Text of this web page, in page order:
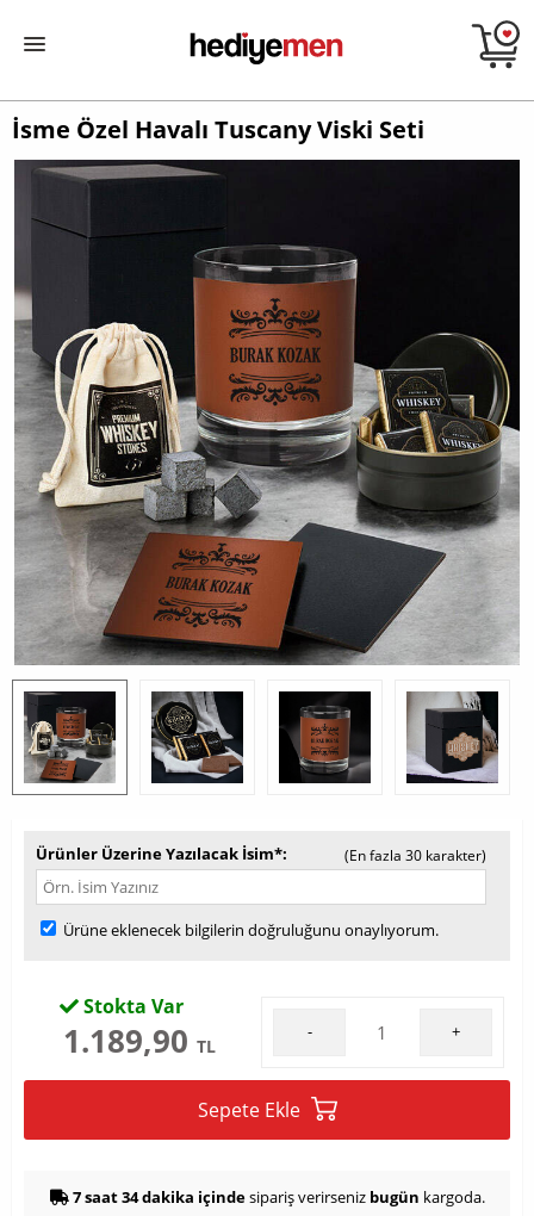
İsme Özel Havalı Tuscany Viski Seti
Ürünler Üzerine Yazılacak İsim* (En fazla 30 karakter)
Ürüne eklenecek bilgilerin doğruluğunu onaylıyorum.
Stokta Var
1.189,90 TL
- +
Sepete Ekle
7 saat 34 dakika içindesipariş verirseniz bugün kargoda.